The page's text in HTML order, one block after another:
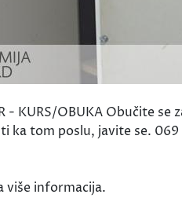
- KURS/OBUKA Obučite
ka tom poslu, javite se.
više informacija.